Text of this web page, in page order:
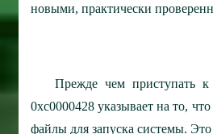
новыми, практически
Прежде чем приступать
0xc0000428 указывает на то,
файлы для запуска системы.